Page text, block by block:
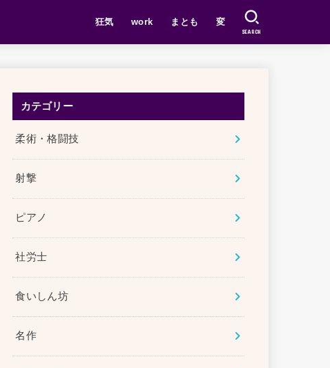
狂気 work まとも 変
SEARCH
カテゴリー
柔術・格闘技
射撃
ピアノ
社労士
食いしん坊
名作